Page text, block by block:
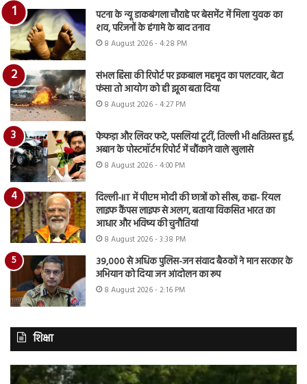
पटना के न्यू डाकबंगला चौराहे पर बेसमेंट में मिला युवक का
शव, परिजनों के हंगामे के बाद तनाव
8 August 2026 - 4:28 PM
संभल हिंसा की रिपोर्ट पर इकबाल महमूद का पलटवार, बेटा
फंसा तो आयोग को ही झूठा बता दिया
8 August 2026 - 4:27 PM
फेफड़ा और लिवर फटे, पसलियां टूटीं, तिल्ली भी क्षतिग्रस्त हुई,
अबान के पोस्टमॉर्टम रिपोर्ट में चौंकाने वाले खुलासे
8 August 2026 - 4:00 PM
दिल्ली-IIT में पीएम मोदी की छात्रों को सीख, कहा- रियल
लाइफ कैंपस लाइफ से अलग, बताया विकसित भारत का
आधार और भविष्य की चुनौतियां
8 August 2026 - 3:38 PM
39,000 से अधिक पुलिस-जन संवाद बैठकों ने मान सरकार के
अभियान को दिया जन आंदोलन का रूप
8 August 2026 - 2:16 PM
शिक्षा